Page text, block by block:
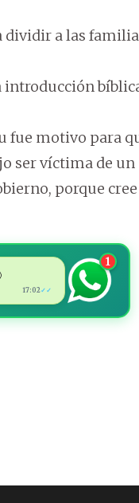
dividir a las
introducción
fue motivo para
ser víctima de un
porque cree
17:02✓✓
1